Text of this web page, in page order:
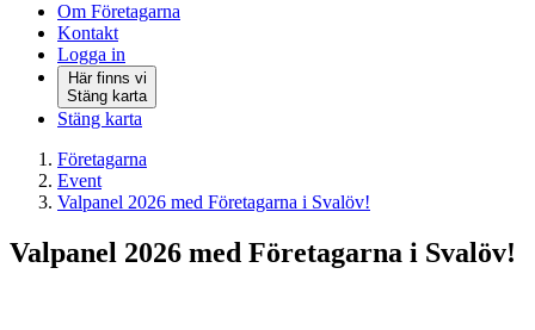
Om Företagarna
Kontakt
Logga in
Här finns vi
Stäng karta
Stäng karta
Företagarna
Event
Valpanel 2026 med Företagarna i Svalöv!
Valpanel 2026 med Företagarna i Svalöv!